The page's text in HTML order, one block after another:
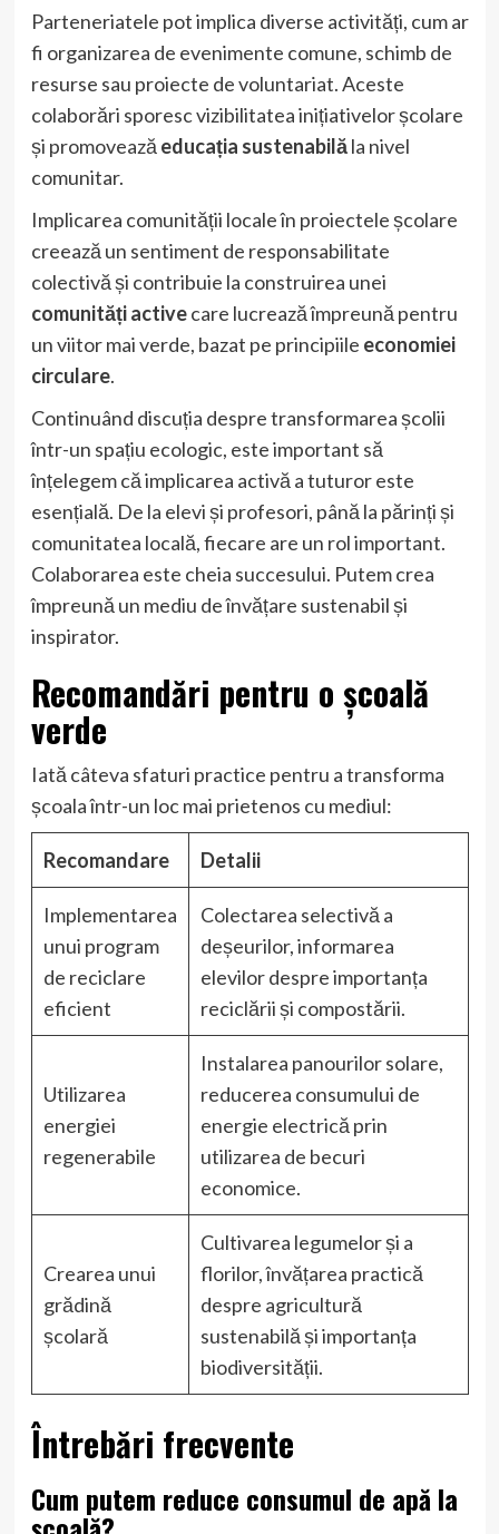
Parteneriatele pot implica diverse activități, cum ar
fi organizarea de evenimente comune, schimb de
resurse sau proiecte de voluntariat. Aceste
colaborări sporesc vizibilitatea inițiativelor școlare
și promoveazăeducația sustenabilăla nivel
comunitar.
Implicarea comunității locale în proiectele școlare
creează un sentiment de responsabilitate
colectivă și contribuie la construirea unei
comunități activecare lucrează împreună pentru
un viitor mai verde, bazat pe principiile economiei
circulare.
Continuând discuția despre transformarea școlii
într-un spațiu ecologic, este important să
înțelegem că implicarea activă a tuturor este
esențială. De la elevi și profesori, până la părinți și
comunitatea locală, fiecare are un rol important.
Colaborarea este cheia succesului. Putem crea
împreună un mediu de învățare sustenabil și
inspirator.
Recomandări pentru o școală
verde
Iată câteva sfaturi practice pentru a transforma
școala într-un loc mai prietenos cu mediul:
Recomandare Detalii
Implementarea
unui program
de reciclare
eficient
Colectarea selectivă a
deșeurilor, informarea
elevilor despre importanța
reciclării și compostării.
Utilizarea
energiei
regenerabile
Instalarea panourilor solare,
reducerea consumului de
energie electrică prin
utilizarea de becuri
economice.
Crearea unui
grădină
școlară
Cultivarea legumelor și a
florilor, învățarea practică
despre agricultură
sustenabilă și importanța
biodiversității.
Întrebări frecvente
Cum putem reduce consumul de apă la